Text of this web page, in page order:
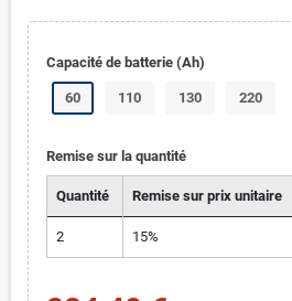
Capacité de batterie (Ah)
60 110 130 220
Remise sur la quantité
Quantité Remise sur prix unitaire
2 15%